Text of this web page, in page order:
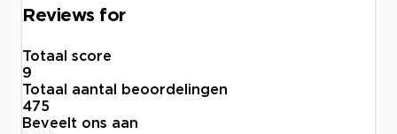
Reviews for
Totaal score
9
Totaal aantal beoordelingen
475
Beveelt ons aan